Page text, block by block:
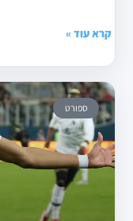
קרא עוד »
ספורט